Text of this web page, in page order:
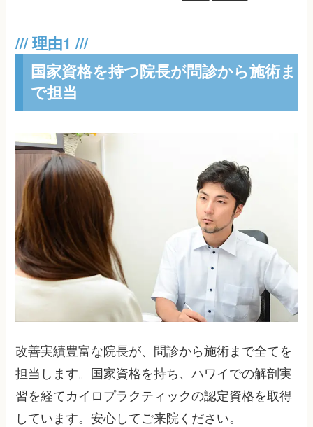
国家資格を持つ院長が問診から施術ま
で担当
改善実績豊富な院長が、問診から施術まで全てを
担当します。国家資格を持ち、ハワイでの解剖実
習を経てカイロプラクティックの認定資格を取得
しています。安心してご来院ください。